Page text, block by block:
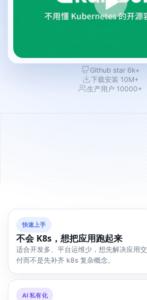
Github star 6k+
下载安装 10M+
生产用户 10000+
快速上手
不会 K8s，想把应用跑起来
适合开发多、平台运维少，想先解决应用交
付而不是先补齐 k8s 复杂概念。
AI 私有化